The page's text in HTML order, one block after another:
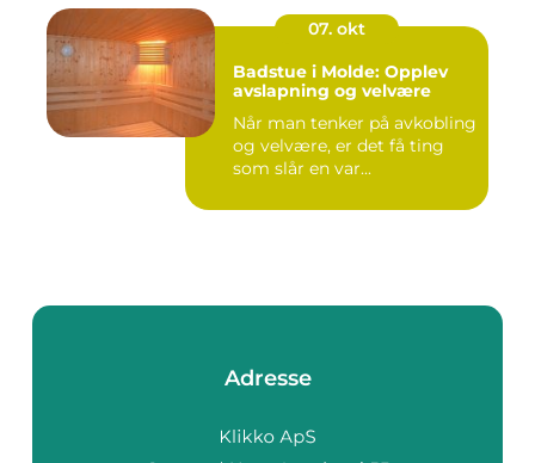
07. okt
Badstue i Molde: Opplev
avslapning og velvære
Når man tenker på avkobling
og velvære, er det få ting
som slår en var...
Adresse